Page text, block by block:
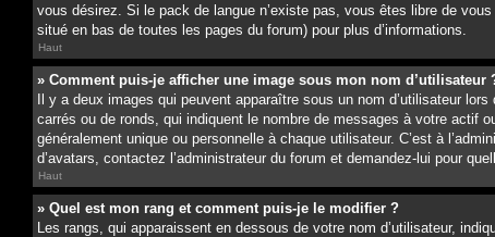
vous désirez. Si le pack de langue n’existe pas, vous êtes libre de
situé en bas de toutes les pages du forum) pour plus d’informations.
Haut
» Comment puis-je afficher une image sous mon nom d’utilisateur
Il y a deux images qui peuvent apparaître sous un nom d’utilisateur
carrés ou de ronds, qui indiquent le nombre de messages à votre actif
généralement unique ou personnelle à chaque utilisateur. C’est à
d’avatars, contactez l’administrateur du forum et demandez-lui pour
Haut
» Quel est mon rang et comment puis-je le modifier ?
Les rangs, qui apparaissent en dessous de votre nom d’utilisateur,